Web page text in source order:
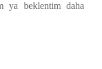
ya beklentim daha